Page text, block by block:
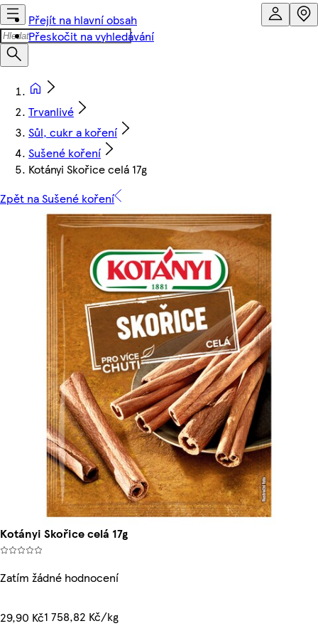
Přejít na hlavní obsah
Přeskočit na vyhledávání
Trvanlivé
Sůl, cukr a koření
Sušené koření
Kotányi Skořice celá 17g
Zpět na Sušené koření
Kotányi Skořice celá 17g
Zatím žádné hodnocení
29,90 Kč1 758,82 Kč/kg